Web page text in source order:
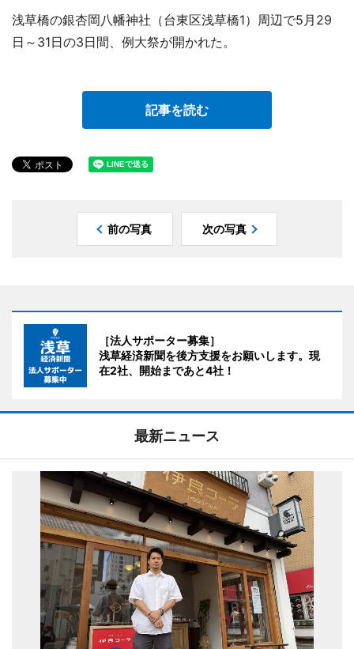
浅草橋の銀杏岡八幡神社（台東区浅草橋1）周辺で5月29
日～31日の3日間、例大祭が開かれた。
記事を読む
前の写真 次の写真
［法人サポーター募集］
浅草経済新聞を後方支援をお願いします。現
在2社、開始まであと4社！
最新ニュース